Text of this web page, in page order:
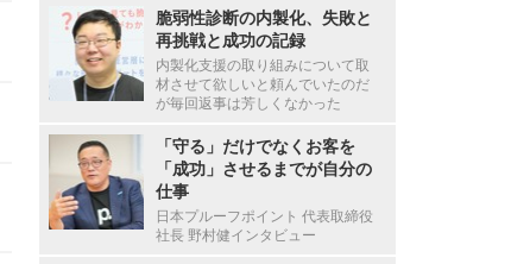
脆弱性診断の内製化、失敗と
再挑戦と成功の記録
内製化支援の取り組みについて取
材させて欲しいと頼んでいたのだ
が毎回返事は芳しくなかった
「守る」だけでなくお客を
「成功」させるまでが自分の
仕事
日本プルーフポイント 代表取締役
社長 野村健インタビュー